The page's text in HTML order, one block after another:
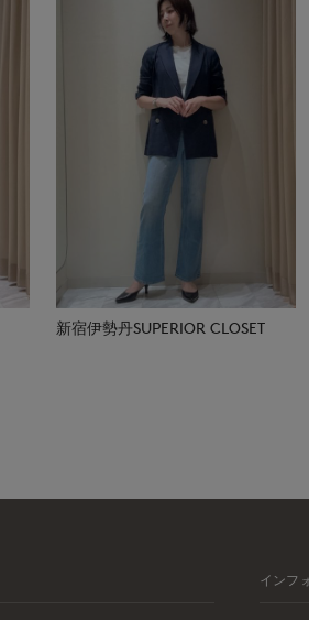
新宿伊勢丹SUPERIOR CLOSET
インフ